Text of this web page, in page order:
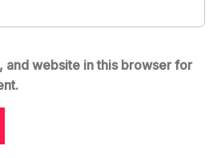
and website in this browser for